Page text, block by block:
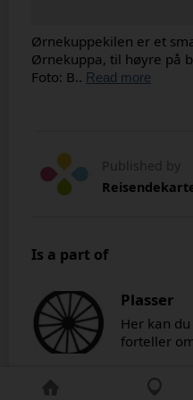
Ørnekuppekilen er et
Ørnekuppa, til høyre på
Foto: B.. Read more
Published by
Is a part of
Plasser
Her kan
forteller
vise